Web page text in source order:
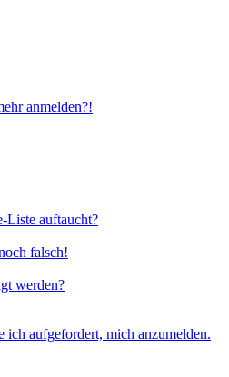
anmelden?!
Liste auftaucht?
falsch!
werden?
aufgefordert, mich anzumelden.